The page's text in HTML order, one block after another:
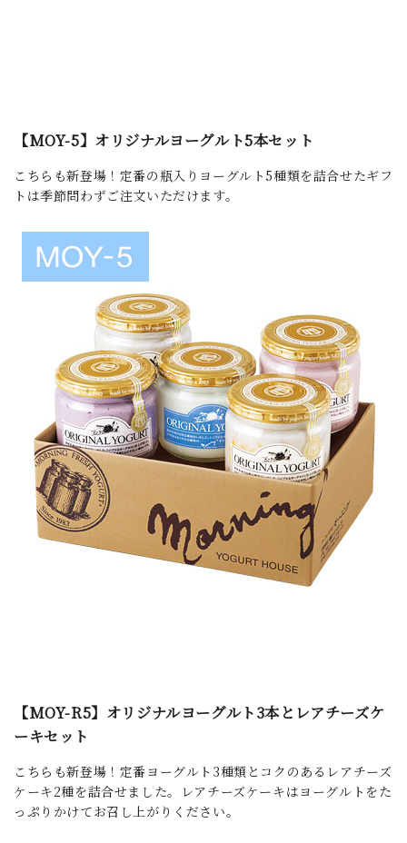
【MOY-5】オリジナルヨーグルト5本セット
こちらも新登場！定番の瓶入りヨーグルト5種類を詰合せたギフ
トは季節問わずご注文いただけます。
【MOY-R5】オリジナルヨーグルト3本とレアチーズケ
ーキセット
こちらも新登場！定番ヨーグルト3種類とコクのあるレアチーズ
ケーキ2種を詰合せました。レアチーズケーキはヨーグルトをた
っぷりかけてお召し上がりください。